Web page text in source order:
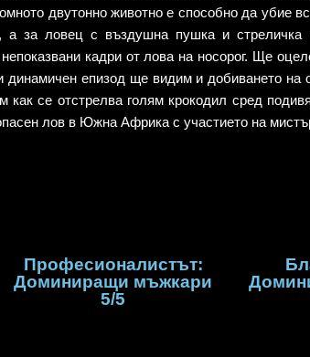
двутонно животно е способно да убие
а за ловец с въздушна пушка и стреличка
кадри от лова на носорог. Ще
динамичен епизод ще видим и добиването на
се отстрелва голям крокодил сред
лов в Южна Африка с участието на
Професионалистът:
Доминиращи мъжкари
5/5